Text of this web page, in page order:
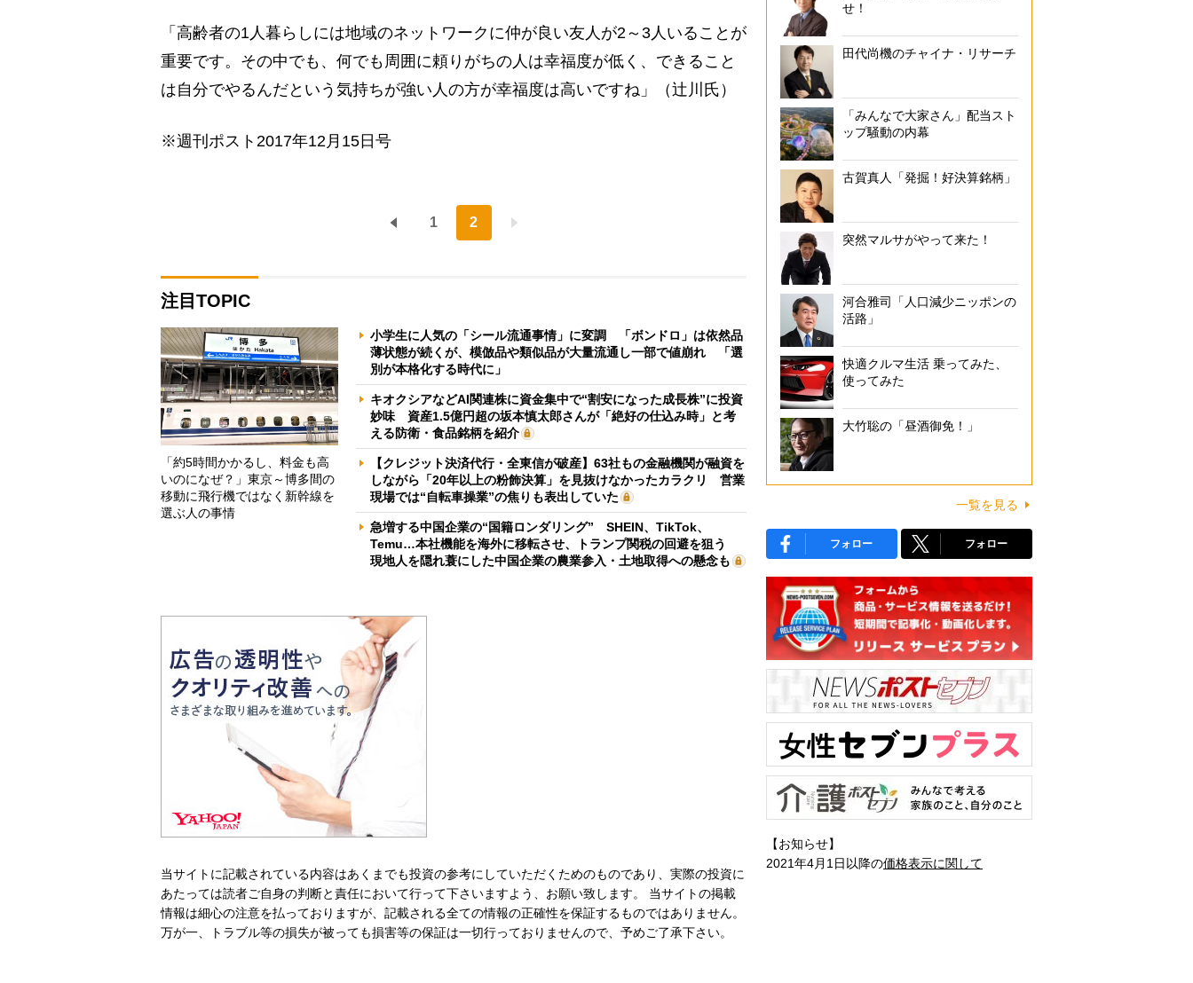
「高齢者の1人暮らしには地域のネットワークに仲が良い友人が2～3人いることが
重要です。その中でも、何でも周囲に頼りがちの人は幸福度が低く、できること
は自分でやるんだという気持ちが強い人の方が幸福度は高いですね」（辻川氏）
※週刊ポスト2017年12月15日号
1 2
注目TOPIC
「約5時間かかるし、料金も高
いのになぜ？」東京～博多間の
移動に飛行機ではなく新幹線を
選ぶ人の事情
小学生に人気の「シール流通事情」に変調 「ボンドロ」は依然品
薄状態が続くが、模倣品や類似品が大量流通し一部で値崩れ 「選
別が本格化する時代に」
キオクシアなどAI関連株に資金集中で“割安になった成長株”に投資
妙味 資産1.5億円超の坂本慎太郎さんが「絶好の仕込み時」と考
える防衛・食品銘柄を紹介
【クレジット決済代行・全東信が破産】63社もの金融機関が融資を
しながら「20年以上の粉飾決算」を見抜けなかったカラクリ 営業
現場では“自転車操業”の焦りも表出していた
急増する中国企業の“国籍ロンダリング” SHEIN、TikTok、
Temu…本社機能を海外に移転させ、トランプ関税の回避を狙う
現地人を隠れ蓑にした中国企業の農業参入・土地取得への懸念も
当サイトに記載されている内容はあくまでも投資の参考にしていただくためのものであり、実際の投資に
あたっては読者ご自身の判断と責任において行って下さいますよう、お願い致します。 当サイトの掲載
情報は細心の注意を払っておりますが、記載される全ての情報の正確性を保証するものではありません。
万が一、トラブル等の損失が被っても損害等の保証は一切行っておりませんので、予めご了承下さい。
せ！
田代尚機のチャイナ・リサーチ
「みんなで大家さん」配当スト
ップ騒動の内幕
古賀真人「発掘！好決算銘柄」
突然マルサがやって来た！
河合雅司「人口減少ニッポンの
活路」
快適クルマ生活 乗ってみた、
使ってみた
大竹聡の「昼酒御免！」
一覧を見る
フォロー フォロー
【お知らせ】
2021年4月1日以降の価格表示に関して